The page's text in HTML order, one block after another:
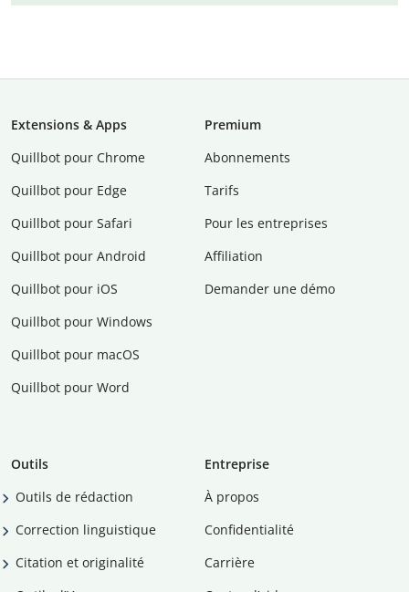
Extensions & Apps
Quillbot pour Chrome
Quillbot pour Edge
Quillbot pour Safari
Quillbot pour Android
Quillbot pour iOS
Quillbot pour Windows
Quillbot pour macOS
Quillbot pour Word
Premium
Abonnements
Tarifs
Pour les entreprises
Affiliation
Demander une démo
Outils
Outils de rédaction
Correction linguistique
Citation et originalité
Entreprise
À propos
Confidentialité
Carrière